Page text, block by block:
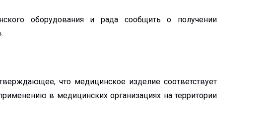
оборудования и рада сообщить о получении
что медицинское изделие соответствует
в медицинских организациях на территории